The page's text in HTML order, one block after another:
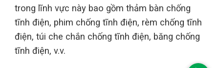
trong lĩnh vực này bao gồm thảm bàn chống
tĩnh điện, phim chống tĩnh điện, rèm chống tĩnh
điện, túi che chắn chống tĩnh điện, băng chống
tĩnh điện, v.v.